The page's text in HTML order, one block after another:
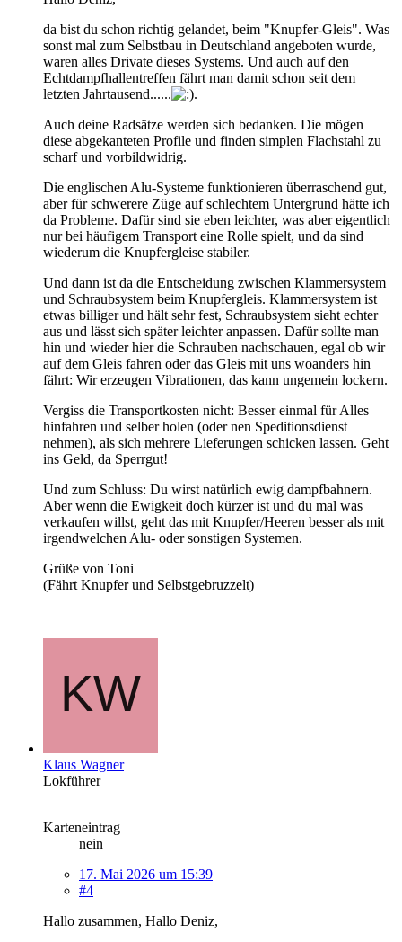
da bist du schon richtig gelandet, beim "Knupfer-Gleis". Was
sonst mal zum Selbstbau in Deutschland angeboten wurde,
waren alles Drivate dieses Systems. Und auch auf den
Echtdampfhallentreffen fährt man damit schon seit dem
letzten Jahrtausend......
.
Auch deine Radsätze werden sich bedanken. Die mögen
diese abgekanteten Profile und finden simplen Flachstahl zu
scharf und vorbildwidrig.
Die englischen Alu-Systeme funktionieren überraschend gut,
aber für schwerere Züge auf schlechtem Untergrund hätte ich
da Probleme. Dafür sind sie eben leichter, was aber eigentlich
nur bei häufigem Transport eine Rolle spielt, und da sind
wiederum die Knupfergleise stabiler.
Und dann ist da die Entscheidung zwischen Klammersystem
und Schraubsystem beim Knupfergleis. Klammersystem ist
etwas billiger und hält sehr fest, Schraubsystem sieht echter
aus und lässt sich später leichter anpassen. Dafür sollte man
hin und wieder hier die Schrauben nachschauen, egal ob wir
auf dem Gleis fahren oder das Gleis mit uns woanders hin
fährt: Wir erzeugen Vibrationen, das kann ungemein lockern.
Vergiss die Transportkosten nicht: Besser einmal für Alles
hinfahren und selber holen (oder nen Speditionsdienst
nehmen), als sich mehrere Lieferungen schicken lassen. Geht
ins Geld, da Sperrgut!
Und zum Schluss: Du wirst natürlich ewig dampfbahnern.
Aber wenn die Ewigkeit doch kürzer ist und du mal was
verkaufen willst, geht das mit Knupfer/Heeren besser als mit
irgendwelchen Alu- oder sonstigen Systemen.
Grüße von Toni
(Fährt Knupfer und Selbstgebruzzelt)
Klaus Wagner
Lokführer
Karteneintrag
nein
17. Mai 2026 um 15:39
#4
Hallo zusammen, Hallo Deniz,